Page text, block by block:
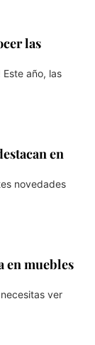
las
año, las
en
novedades
en muebles
ver